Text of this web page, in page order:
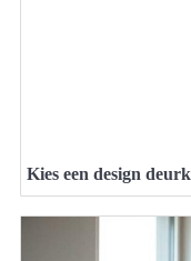
Kies een design